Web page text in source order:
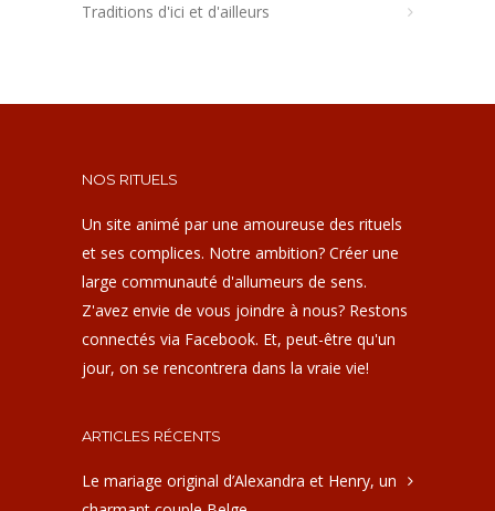
Traditions d'ici et d'ailleurs
NOS RITUELS
Un site animé par une amoureuse des rituels
et ses complices. Notre ambition? Créer une
large communauté d'allumeurs de sens.
Z'avez envie de vous joindre à nous? Restons
connectés via Facebook. Et, peut-être qu'un
jour, on se rencontrera dans la vraie vie!
ARTICLES RÉCENTS
Le mariage original d’Alexandra et Henry, un